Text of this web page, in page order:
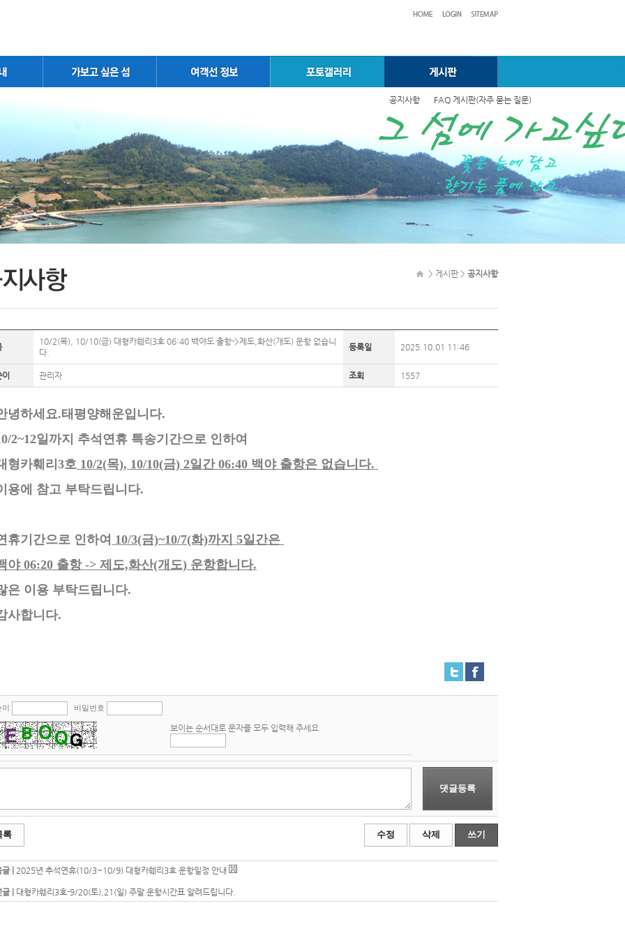
공지사항 FAQ 게시판(자주 묻는 질문)
> 게시판 > 공지사항
10/2(목), 10/10(금) 대형카훼리3호 06:40 백야도 출항->제도,화산(개도) 운항 없습니
다.
등록일 2025.10.01 11:46
관리자 조회 1557
녕하세요.태평양해운입니다.
2~12일까지 추석연휴 특송기간으로 인하여
형카훼리3호 10/2(목), 10/10(금) 2일간 06:40 백야 출항은 없습니다.
용에 참고 부탁드립니다.
휴기간으로 인하여 10/3(금)~10/7(화)까지 5일간은
야 06:20 출항 -> 제도,화산(개도) 운항합니다.
은 이용 부탁드립니다.
사합니다.
이 비밀번호
보이는 순서대로 문자를 모두 입력해 주세요
댓글등록
록 수정 삭제 쓰기
| 2025년 추석연휴(10/3~10/9) 대형카훼리3호 운항일정 안내
| 대형카훼리3호-9/20(토),21(일) 주말 운항시간표 알려드립니다.